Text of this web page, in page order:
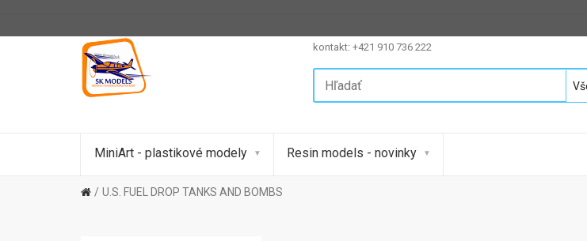
kontakt: +421 910 736 222
MiniArt - plastikové modely Resin models - novinky
U.S. FUEL DROP TANKS AND BOMBS